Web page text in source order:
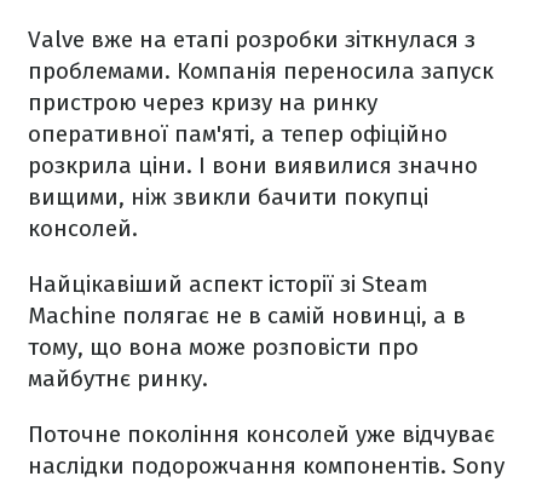
Valve вже на етапі розробки зіткнулася з
проблемами. Компанія переносила запуск
пристрою через кризу на ринку
оперативної пам'яті, а тепер офіційно
розкрила ціни. І вони виявилися значно
вищими, ніж звикли бачити покупці
консолей.
Найцікавіший аспект історії зі Steam
Machine полягає не в самій новинці, а в
тому, що вона може розповісти про
майбутнє ринку.
Поточне покоління консолей уже відчуває
наслідки подорожчання компонентів. Sony